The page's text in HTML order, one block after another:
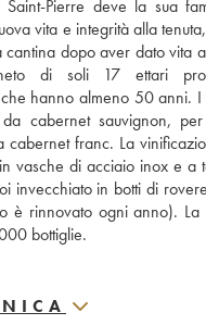
Pierre deve la sua
vita e integrità alla
dopo aver dato vita
di soli 17 ettari
hanno almeno 50 anni. I
cabernet sauvignon,
cabernet franc. La
vasche di acciaio inox e a
invecchiato in botti di
è rinnovato ogni anno). La
bottiglie.